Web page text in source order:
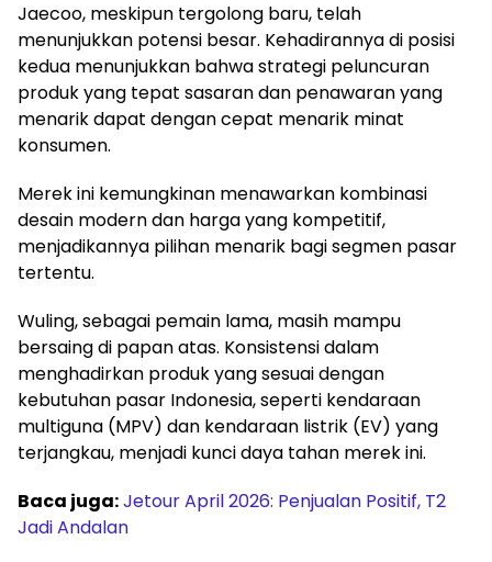
Jaecoo, meskipun tergolong baru, telah
menunjukkan potensi besar. Kehadirannya di posisi
kedua menunjukkan bahwa strategi peluncuran
produk yang tepat sasaran dan penawaran yang
menarik dapat dengan cepat menarik minat
konsumen.
Merek ini kemungkinan menawarkan kombinasi
desain modern dan harga yang kompetitif,
menjadikannya pilihan menarik bagi segmen pasar
tertentu.
Wuling, sebagai pemain lama, masih mampu
bersaing di papan atas. Konsistensi dalam
menghadirkan produk yang sesuai dengan
kebutuhan pasar Indonesia, seperti kendaraan
multiguna (MPV) dan kendaraan listrik (EV) yang
terjangkau, menjadi kunci daya tahan merek ini.
Baca juga:Jetour April 2026: Penjualan Positif, T2
Jadi Andalan